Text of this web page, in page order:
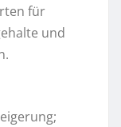
für
und